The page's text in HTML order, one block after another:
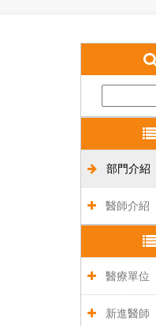
部門介紹
醫師介紹
醫療單位
新進醫師